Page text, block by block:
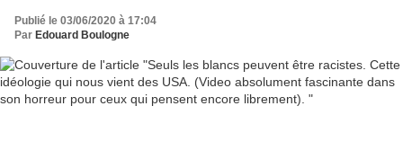
ceux qui pensent encore librement).
Publié le 03/06/2020 à 17:04
Par Edouard Boulogne